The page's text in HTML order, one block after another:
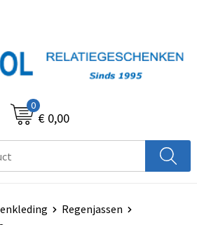
0
€ 0,00
Regenjassen